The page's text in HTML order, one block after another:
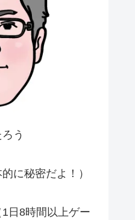
う
に秘密だよ！）
日8時間以上ゲー